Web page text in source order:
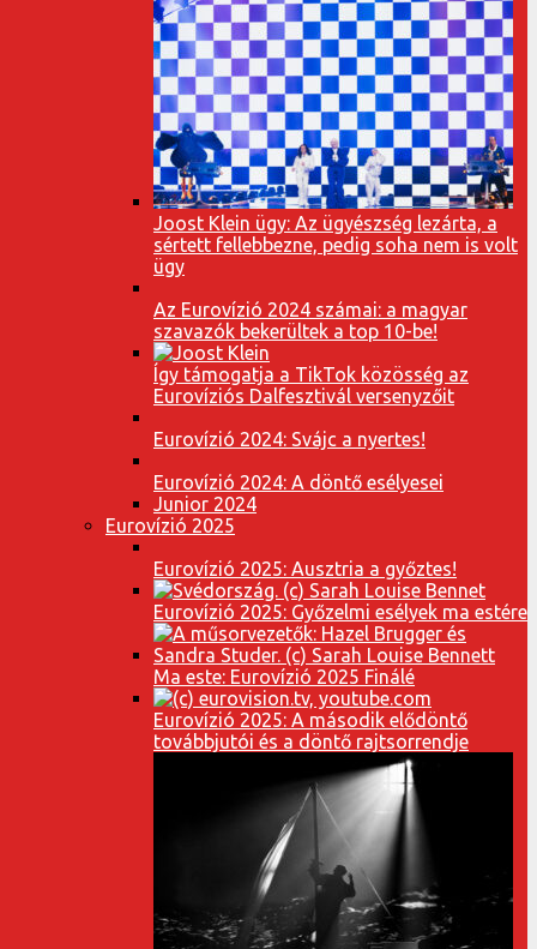
Joost Klein ügy: Az ügyészség lezárta, a
sértett fellebbezne, pedig soha nem is volt
ügy
Az Eurovízió 2024 számai: a magyar
szavazók bekerültek a top 10-be!
Így támogatja a TikTok közösség az
Eurovíziós Dalfesztivál versenyzőit
Eurovízió 2024: Svájc a nyertes!
Eurovízió 2024: A döntő esélyesei
Junior 2024
Eurovízió 2025
Eurovízió 2025: Ausztria a győztes!
Eurovízió 2025: Győzelmi esélyek ma estére
Ma este: Eurovízió 2025 Finálé
Eurovízió 2025: A második elődöntő
továbbjutói és a döntő rajtsorrendje